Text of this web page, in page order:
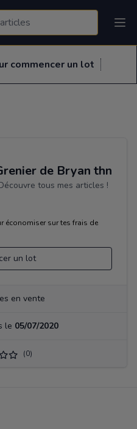
de Bryan thn
tous mes articles !
économiser sur tes frais de
un lot
en vente
le 05/07/2020
(0)
commencer un lot